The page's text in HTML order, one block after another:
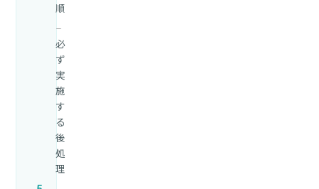
順
必
ず
実
施
す
る
後
処
理